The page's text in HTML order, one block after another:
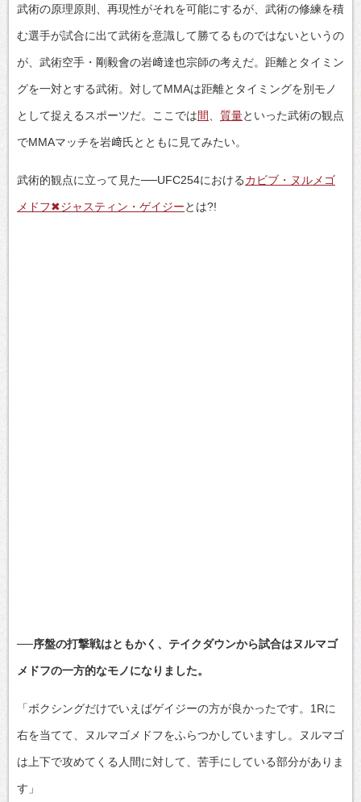
武術の原理原則、再現性がそれを可能にするが、武術の修練を積
む選手が試合に出て武術を意識して勝てるものではないというの
が、武術空手・剛毅會の岩﨑達也宗師の考えだ。距離とタイミン
グを一対とする武術。対してMMAは距離とタイミングを別モノ
として捉えるスポーツだ。ここでは間 質量といった武術の観点
でMMAマッチを岩﨑氏とともに見てみたい。
武術的観点に立って見た──UFC254におけるカビブ・ヌルメゴ
メドフ✖ジャスティン・ゲイジーとは?!
──序盤の打撃戦はともかく、テイクダウンから試合はヌルマゴ
メドフの一方的なモノになりました。
「ボクシングだけでいえばゲイジーの方が良かったです。1Rに
右を当てて、ヌルマゴメドフをふらつかしていますし。ヌルマゴ
は上下で攻めてくる人間に対して、苦手にしている部分がありま
す」